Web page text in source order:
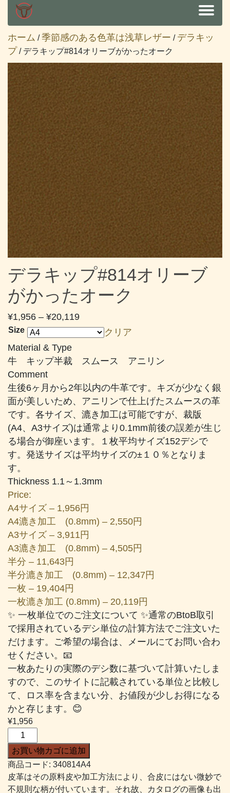
ホーム /季節感のある色革は浅草レザー / デラキッ
プ / デラキップ#814オリーブがかったオーク
デラキップ#814オリーブ
がかったオーク
¥1,956 – ¥20,119価
格
¥1,956
¥20,119
Size
クリア
Material & Type
牛 キップ半裁 スムース アニリン
Comment
生後6ヶ月から2年以内の牛革です。キズが少なく銀
面が美しいため、アニリンで仕上げたスムースの革
です。各サイズ、漉き加工は可能ですが、裁版
(A4、A3サイズ)は通常より0.1mm前後の誤差が生じ
る場合が御座います。１枚平均サイズ152デシで
す。発送サイズは平均サイズの±１０％となりま
す。
Thickness 1.1～1.3mm
Price:
A4サイズ – 1,956円
A4漉き加工 (0.8mm) – 2,550円
A3サイズ – 3,911円
A3漉き加工 (0.8mm) – 4,505円
半分 – 11,643円
半分漉き加工 (0.8mm) – 12,347円
一枚 – 19,404円
一枚漉き加工 (0.8mm) – 20,119円
✨ 一枚単位でのご注文について ✨通常のBtoB取引
で採用されているデシ単位の計算方法でご注文いた
だけます。ご希望の場合は、メールにてお問い合わ
せください。📧
一枚あたりの実際のデシ数に基づいて計算いたしま
すので、このサイトに記載されている単位と比較し
て、ロス率を含まない分、お値段が少しお得になる
かと存じます。😊
¥1,956
ラ
キ
ッ
プ
お買い物カゴに追加
商品コード: 340814A4
皮革はその原料皮や加工方法により、合皮にはない微妙で
不規則な柄が付いています。それ故、カタログの画像も出